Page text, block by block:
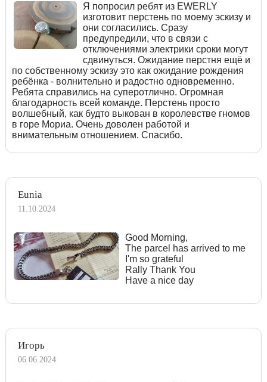
Я попросил ребят из EWERLY
изготовит перстень по моему эскизу и
они согласились. Сразу
предупредили, что в связи с
отключениями электрики сроки могут
сдвинуться. Ожидание перстня ещё и
по собственному эскизу это как ожидание рождения
ребёнка - волнительно и радостно одновременно.
Ребята справились на суперотлично. Огромная
благодарность всей команде. Перстень просто
волшебный, как будто выкован в королевстве гномов
в горе Мориа. Очень доволен работой и
внимательным отношением. Спасибо.
Eunia
11.10.2024
Good Morning,
The parcel has arrived to me
I'm so grateful
Rally Thank You
Have a nice day
Игорь
06.06.2024